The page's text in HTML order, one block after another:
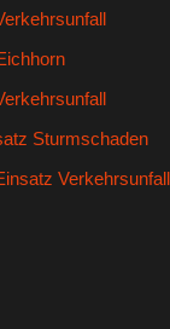
Sturmschaden
Verkehrsunfall